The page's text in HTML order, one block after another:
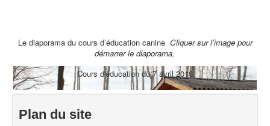
Le diaporama du cours d’éducation canine Cliquer sur l'image pour
démarrer lediaporama,
Cours d'éducation du 7 avril 2018
Plan du site